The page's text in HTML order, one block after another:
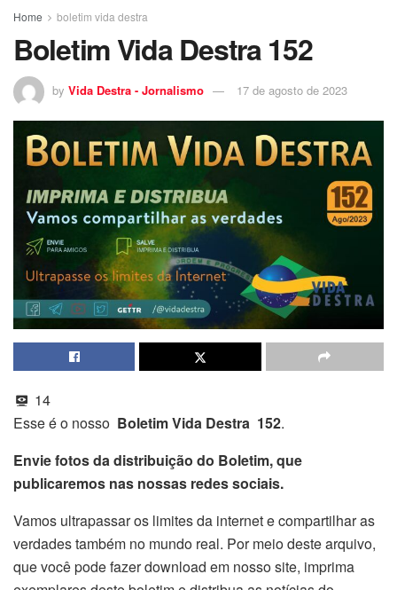
Home boletim vida destra
Boletim Vida Destra 152
by Vida Destra - Jornalismo 17 de agosto de 2023
14
Esse é o nosso Boletim Vida Destra 152.
Envie fotos da distribuição do Boletim, que
publicaremos nas nossas redes sociais.
Vamos ultrapassar os limites da internet e compartilhar as
verdades também no mundo real. Por meio deste arquivo,
que você pode fazer download em nosso site, imprima